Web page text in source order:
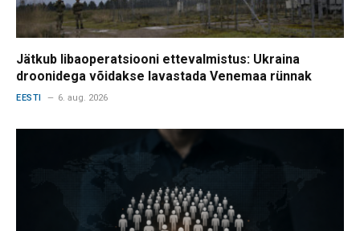
Jätkub libaoperatsiooni ettevalmistus: Ukraina
droonidega võidakse lavastada Venemaa rünnak
EESTI 6. aug. 2026